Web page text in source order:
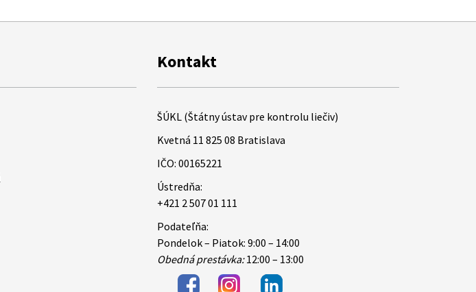
Kontakt
ŠÚKL (Štátny ústav pre kontrolu liečiv)
Kvetná 11 825 08 Bratislava
IČO: 00165221
Ústredňa:
+421 2 507 01 111
Podateľňa:
Pondelok – Piatok: 9:00 – 14:00
Obedná prestávka:12:00 – 13:00